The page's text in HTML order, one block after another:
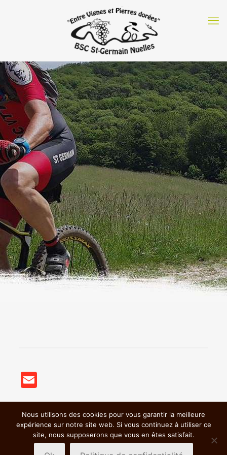
Email
© 2018 BSC VTT St Germain Nuelles | Mentions légales &
Politiques de confidentialité|
Nous utilisons des cookies pour vous garantir la meilleure
expérience sur notre site web. Si vous continuez à utiliser ce
site, nous supposerons que vous en êtes satisfait.